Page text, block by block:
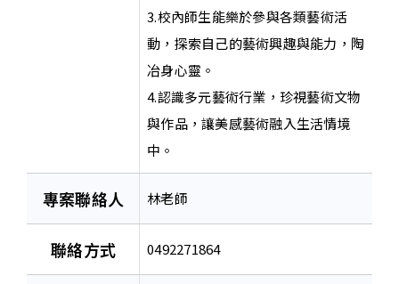
3.校內師生能樂於參與各類藝術活
動，探索自己的藝術興趣與能力，陶
冶身心靈。
4.認識多元藝術行業，珍視藝術文物
與作品，讓美感藝術融入生活情境
中。
專案聯絡人 林老師
聯絡方式 0492271864